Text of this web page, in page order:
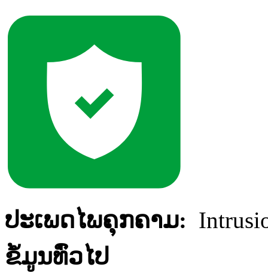
ປະ​ເພດ​ໄພ​ຄຸກ​ຄາມ:
ຂໍ້​ມູນ​ທົ່ວ​ໄປ